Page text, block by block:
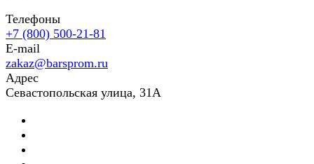
Телефоны
+7 (800) 500-21-81
E-mail
zakaz@barsprom.ru
Адрес
Севастопольская улица, 31А